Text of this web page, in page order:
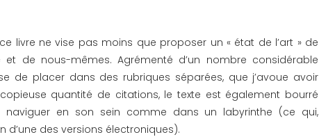
livre ne vise pas moins que proposer un « état de l’art » de
de nous-mêmes. Agrémenté d’un nombre considérable
de placer dans des rubriques séparées, que j’avoue avoir
quantité de citations, le texte est également bourré
naviguer en son sein comme dans un labyrinthe (ce qui,
d’une des versions électroniques).